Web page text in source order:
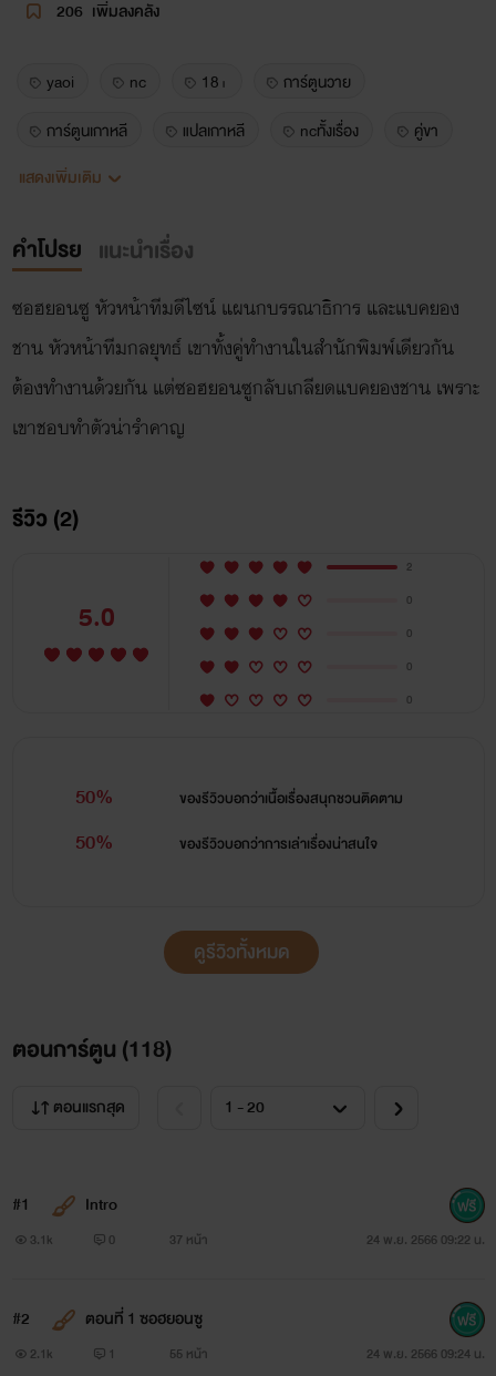
206 เพิ่มลงคลัง
yaoi nc 18+
การ์ตูนวาย
การ์ตูนเกาหลี
แปลเกาหลี ncทั้งเรื่อง
คู่ขา
พระเอกหล่อล่ำ
เคะแซ่บ
แสดงเพิ่มเติม
คำโปรย แนะนำเรื่อง
ซอฮยอนซู หัวหน้าทีมดีไซน์ แผนกบรรณาธิการ และแบคยอง
ชาน หัวหน้าทีมกลยุทธ์ เขาทั้งคู่ทำงานในสำนักพิมพ์เดียวกัน
ต้องทำงานด้วยกัน แต่ซอฮยอนซูกลับเกลียดแบคยองชาน เพราะ
เขาชอบทำตัวน่ารำคาญ
รีวิว (2)
5.0
2
0
0
0
0
50% ของรีวิวบอกว่าเนื้อเรื่องสนุกชวนติดตาม
50% ของรีวิวบอกว่าการเล่าเรื่องน่าสนใจ
ดูรีวิวทั้งหมด
ตอนการ์ตูน (118)
ตอนแรกสุด
#1 Intro
3.1k 0 37 หน้า 24 พ.ย. 2566 09:22 น.
#2 ตอนที่ 1 ซอฮยอนซู
2.1k 1 55 หน้า 24 พ.ย. 2566 09:24 น.